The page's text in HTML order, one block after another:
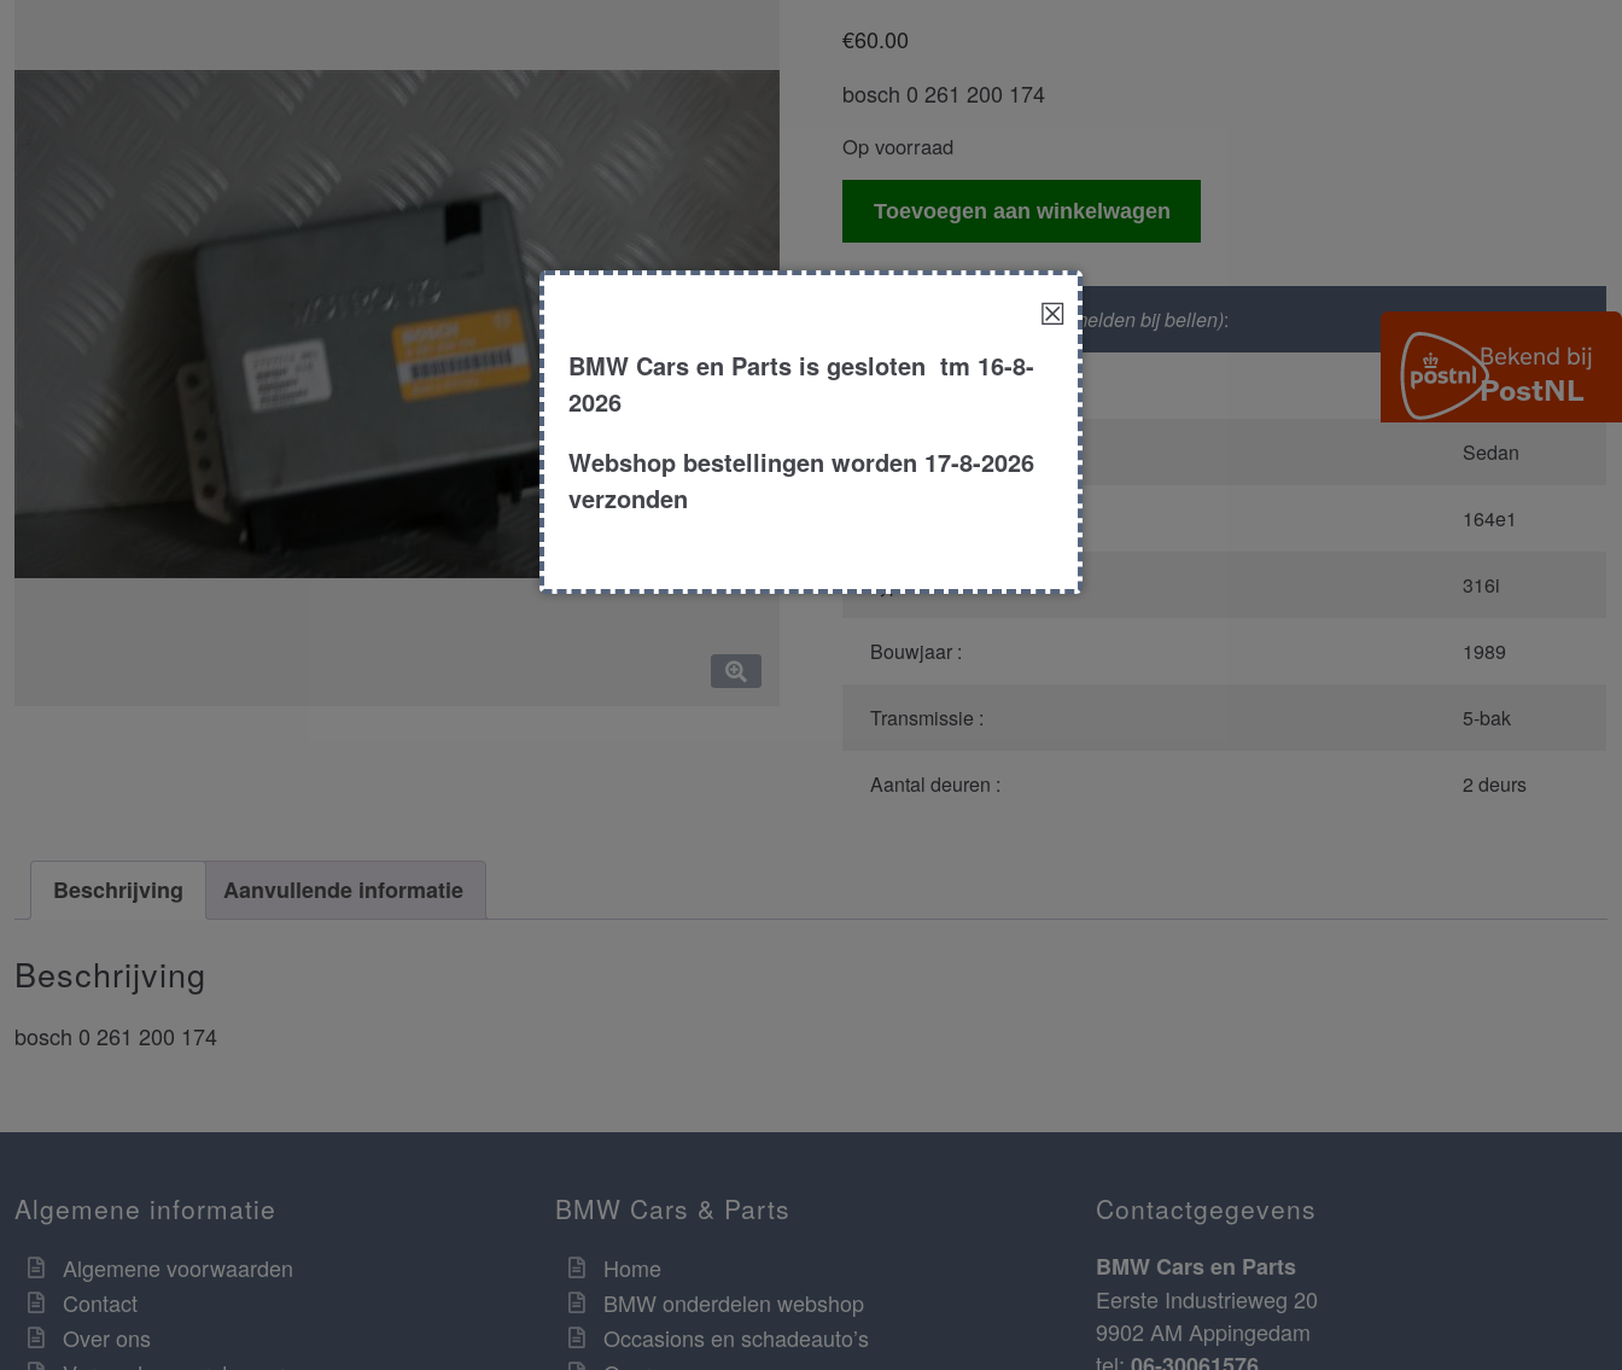
€60.00
bosch 0 261 200 174
Op voorraad
Computer
ecu
Toevoegen aan winkelwagen
(graag melden bij bellen): 5049
E30
Carroserie : Sedan
164e1
Type : 316i
Bouwjaar : 1989
Transmissie : 5-bak
Aantal deuren : 2 deurs
Beschrijving Aanvullende informatie
Beschrijving
bosch 0 261 200 174
Algemene informatie
Algemene voorwaarden
Contact
Over ons
BMW Cars & Parts
Home
BMW onderdelen webshop
Occasions en schadeauto’s
Contactgegevens
BMW Cars en Parts
Eerste Industrieweg 20
9902 AM Appingedam
tel:
☒
BMW Cars en Parts is gesloten tm 16-8-
2026
Webshop bestellingen worden 17-8-2026
verzonden